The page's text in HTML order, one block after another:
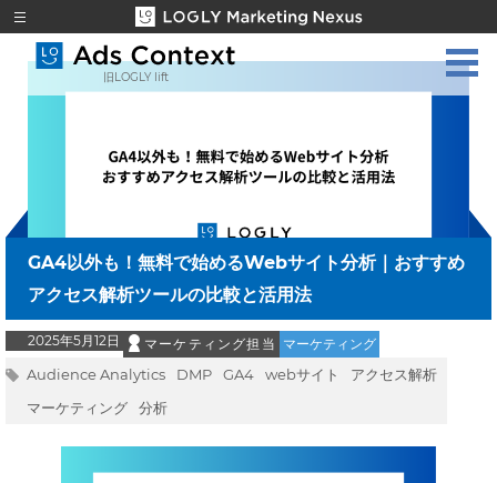
旧LOGLY lift
GA4以外も！無料で始めるWebサイト分析｜おすすめ
アクセス解析ツールの比較と活用法
2025年5月12日 マーケティング担当 マーケティング
Audience Analytics DMP GA4 webサイト
アクセス解析
マーケティング
分析